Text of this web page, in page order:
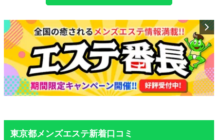
東京都メンズエステ新着口コミ